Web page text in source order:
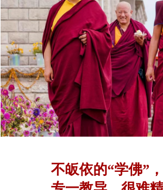
不皈依的“学佛”